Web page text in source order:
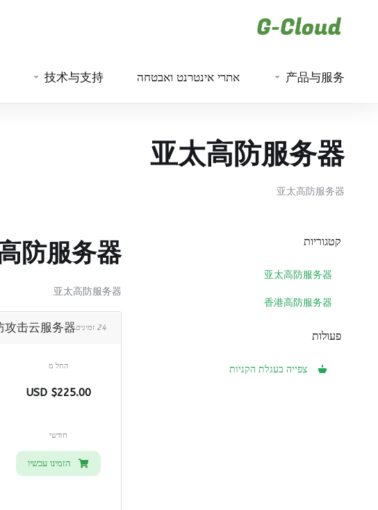
产品与服务 אתרי אינטרנט ואבטחה 技术与支持
亚太高防服务器
亚太高防服务器
קטגוריות
亚太高防服务器
香港高防服务器
פעולות
צפייה בעגלת הקניות
防服务器
亚太高防服务器
击云服务器 24 זמינים
החל מ
$225.00 USD
חודשי
הזמינו עכשיו